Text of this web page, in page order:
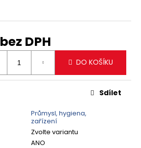
bez DPH
DO KOŠÍKU
Průmysl, hygiena,
zařízení
Zvolte variantu
ANO
Sdílet